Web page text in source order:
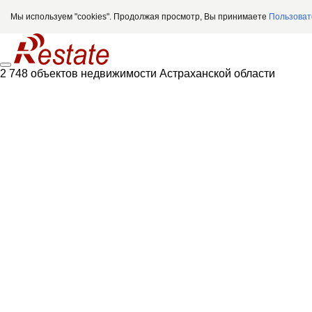
Мы используем "cookies". Продолжая просмотр, Вы принимаете
2 748 объектов недвижимости Астраханской области